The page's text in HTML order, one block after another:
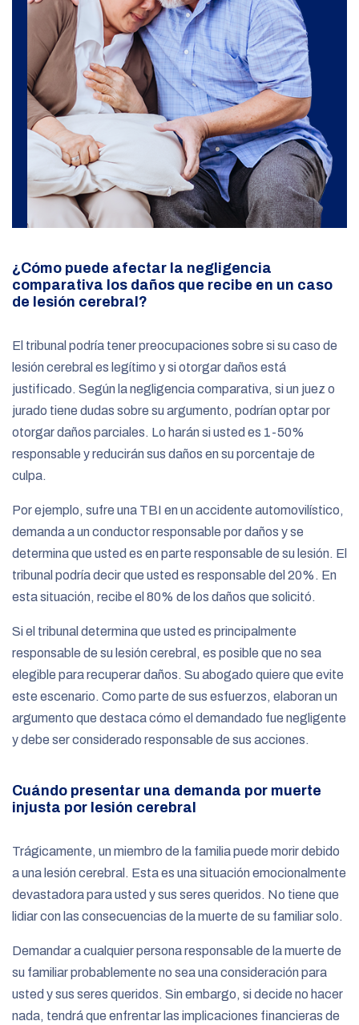
¿Cómo puede afectar la negligencia
comparativa los daños que recibe en un caso
de lesión cerebral?
El tribunal podría tener preocupaciones sobre si su caso de
lesión cerebral es legítimo y si otorgar daños está
justificado. Según la negligencia comparativa, si un juez o
jurado tiene dudas sobre su argumento, podrían optar por
otorgar daños parciales. Lo harán si usted es 1-50%
responsable y reducirán sus daños en su porcentaje de
culpa.
Por ejemplo, sufre una TBI en un accidente automovilístico,
demanda a un conductor responsable por daños y se
determina que usted es en parte responsable de su lesión. El
tribunal podría decir que usted es responsable del 20%. En
esta situación, recibe el 80% de los daños que solicitó.
Si el tribunal determina que usted es principalmente
responsable de su lesión cerebral, es posible que no sea
elegible para recuperar daños. Su abogado quiere que evite
este escenario. Como parte de sus esfuerzos, elaboran un
argumento que destaca cómo el demandado fue negligente
y debe ser considerado responsable de sus acciones.
Cuándo presentar una demanda por muerte
injusta por lesión cerebral
Trágicamente, un miembro de la familia puede morir debido
a una lesión cerebral. Esta es una situación emocionalmente
devastadora para usted y sus seres queridos. No tiene que
lidiar con las consecuencias de la muerte de su familiar solo.
Demandar a cualquier persona responsable de la muerte de
su familiar probablemente no sea una consideración para
usted y sus seres queridos. Sin embargo, si decide no hacer
nada, tendrá que enfrentar las implicaciones financieras de